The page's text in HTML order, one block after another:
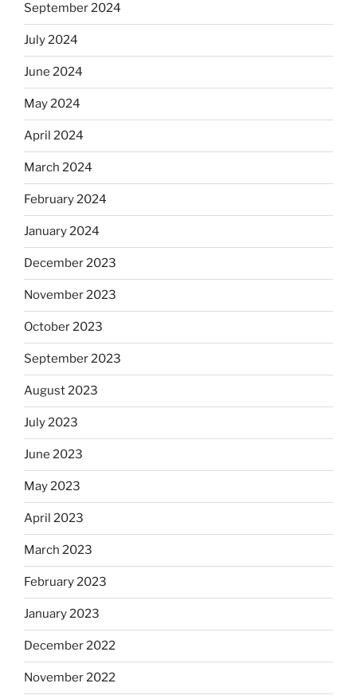
September 2024
July 2024
June 2024
May 2024
April 2024
March 2024
February 2024
January 2024
December 2023
November 2023
October 2023
September 2023
August 2023
July 2023
June 2023
May 2023
April 2023
March 2023
February 2023
January 2023
December 2022
November 2022